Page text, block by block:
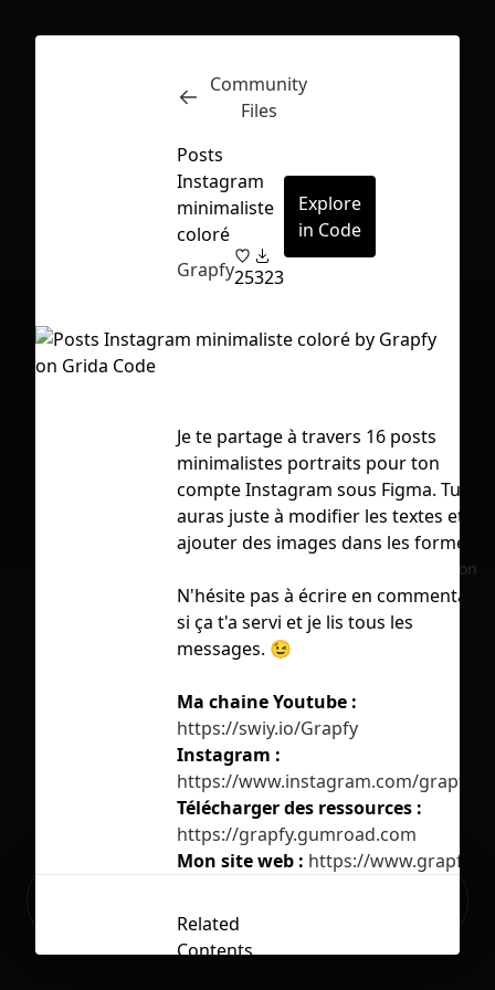
First Loading might take a while
depending on your file size.
Inspect
No selection
Community
Files
Posts
Instagram
minimaliste
coloré
Grapfy25323
Explore
in Code
Je te partage à travers 16 posts
minimalistes portraits pour ton
compte Instagram sous Figma. Tu
auras juste à modifier les textes et
ajouter des images dans les formes.
N'hésite pas à écrire en commentaire
si ça t'a servi et je lis tous les
messages. 😉
Ma chaine Youtube :
https://swiy.io/Grapfy
Instagram :
https://www.instagram.com/grapfy_fr
Télécharger des ressources :
https://grapfy.gumroad.com
Mon site web : https://www.grapfy.fr
Related
Contents